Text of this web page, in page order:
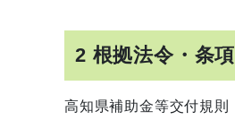
2 根拠法令・条項
高知県補助金等交付規